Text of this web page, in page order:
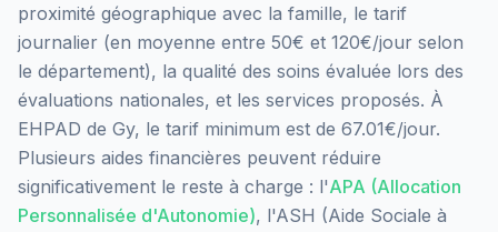
proximité géographique avec la famille, le tarif
journalier (en moyenne entre 50€ et 120€/jour selon
le département), la qualité des soins évaluée lors des
évaluations nationales, et les services proposés. À
EHPAD de Gy, le tarif minimum est de 67.01€/jour.
Plusieurs aides financières peuvent réduire
significativement le reste à charge : l'APA (Allocation
Personnalisée d'Autonomie), l'ASH (Aide Sociale à